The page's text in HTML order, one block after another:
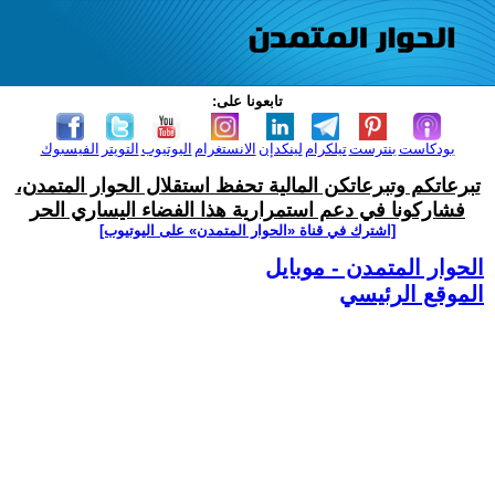
تابعونا على:
الفيسبوك التويتر اليوتيوب الانستغرام لينكدإن تيلكرامبنترست بودكاست
تبرعاتكم وتبرعاتكن المالية تحفظ استقلال الحوار المتمدن،
فشاركونا في دعم استمرارية هذا الفضاء اليساري الحر
[اشترك في قناة ‫«الحوار المتمدن» على اليوتيوب]
الحوار المتمدن - موبايل
الموقع الرئيسي